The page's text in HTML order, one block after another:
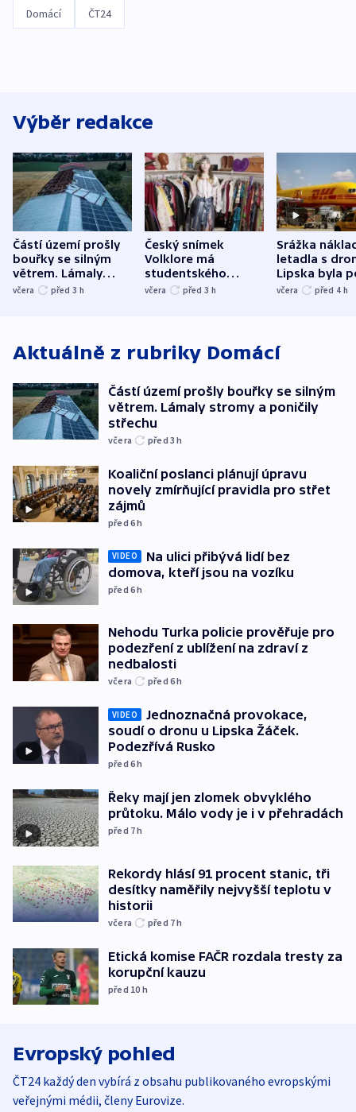
Domácí ČT24
Výběr redakce
Částí území prošly
bouřky se silným
větrem. Lámaly
stromy a poničily
včera před 3 h
Český snímek
Volklore má
studentského
Oscara, zabojuje o
včera před 3 h
Srážka
letadla s
Lipska byla
německého
včera před 4 h
Aktuálně z rubriky Domácí
Částí území prošly bouřky se silným
větrem. Lámaly stromy a poničily
střechu
včera před 3h
Koaliční poslanci plánují úpravu
novely zmírňující pravidla pro střet
zájmů
před 6h
VIDEO
Na ulici přibývá lidí bez
domova, kteří jsou na vozíku
před 6h
Nehodu Turka policie prověřuje pro
podezření z ublížení na zdraví z
nedbalosti
včera před 6h
VIDEO
Jednoznačná provokace,
soudí o dronu u Lipska Žáček.
Podezřívá Rusko
před 6h
Řeky mají jen zlomek obvyklého
průtoku. Málo vody je i v přehradách
před 7h
Rekordy hlásí 91 procent stanic, tři
desítky naměřily nejvyšší teplotu v
historii
včera před 7h
Etická komise FAČR rozdala tresty za
korupční kauzu
před 10 h
Evropský pohled
ČT24 každý den vybírá z obsahu publikovaného evropskými
veřejnými médii, členy Eurovize.